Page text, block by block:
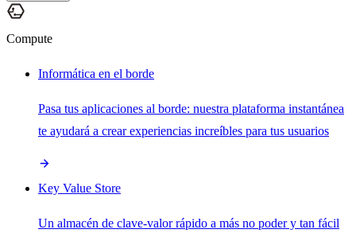
Compute
Informática en el borde
Pasa tus aplicaciones al borde: nuestra plataforma instantánea
te ayudará a crear experiencias increíbles para tus usuarios
Key Value Store
Un almacén de clave-valor rápido a más no poder y tan fácil